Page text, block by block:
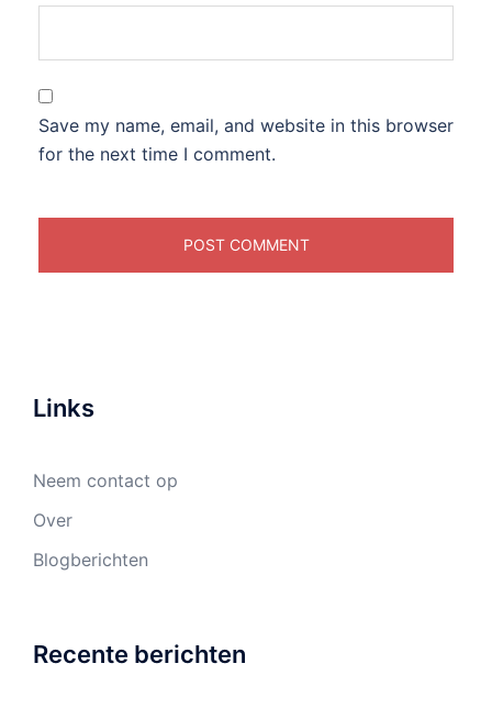
Save my name, email, and website in this browser
for the next time I comment.
Links
Neem contact op
Over
Blogberichten
Recente berichten